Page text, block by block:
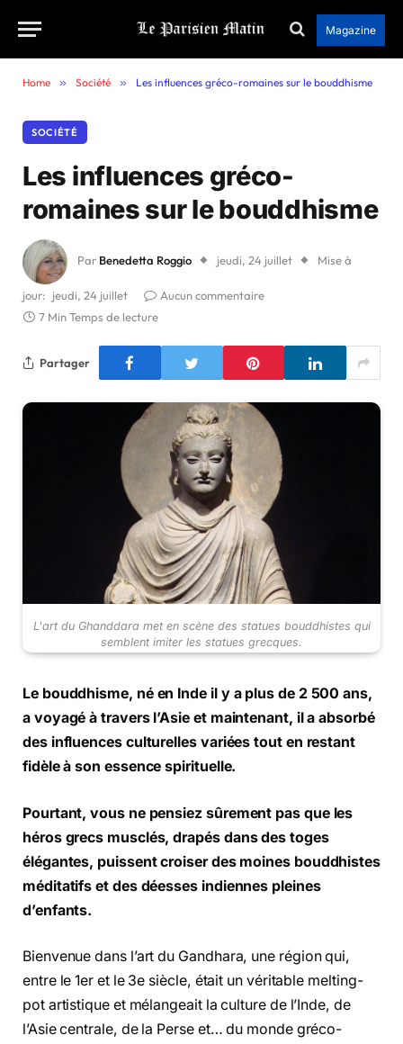
Magazine
Home » Société » Les influences gréco-romaines sur le bouddhisme
SOCIÉTÉ
Les influences gréco-
romaines sur le bouddhisme
Par Benedetta Roggio jeudi, 24 juillet Mise à
jour: jeudi, 24 juillet
Aucun commentaire
7 Min Temps de lecture
Partager
L'art du Ghanddara met en scène des statues bouddhistes qui
semblent imiter les statues grecques.
Le bouddhisme, né en Inde il y a plus de 2 500 ans,
a voyagé à travers l’Asie et maintenant, il a absorbé
des influences culturelles variées tout en restant
fidèle à son essence spirituelle.
Pourtant, vous ne pensiez sûrement pas que les
héros grecs musclés, drapés dans des toges
élégantes, puissent croiser des moines bouddhistes
méditatifs et des déesses indiennes pleines
d’enfants.
Bienvenue dans l’art du Gandhara, une région qui,
entre le 1er et le 3e siècle, était un véritable melting-
pot artistique et mélangeait la culture de l’Inde, de
l’Asie centrale, de la Perse et… du monde gréco-